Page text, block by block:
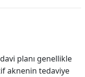
planı genellikle
aknenin tedaviye